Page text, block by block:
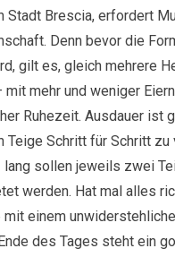
Stadt Brescia, erfordert
Denn bevor die
gilt es, gleich mehrere
mehr und weniger
Ruhezeit. Ausdauer ist
Teige Schritt für Schritt zu
sollen jeweils zwei
werden. Hat mal alles
einem
des Tages steht ein